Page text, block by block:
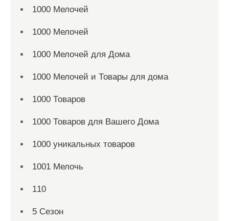
1000 Мелочей
1000 Мелочей
1000 Мелочей для Дома
1000 Мелочей и Товары для дома
1000 Товаров
1000 Товаров для Вашего Дома
1000 уникальных товаров
1001 Мелочь
110
5 Сезон